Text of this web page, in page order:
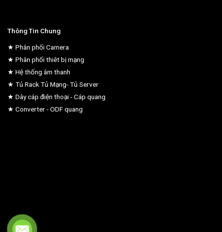
Thông Tin Chung
★ Phân phối Camera
★ Phân phối thiêt bị mạng
★ Hệ thống âm thanh
★ Tủ Rack Tủ Mạng- Tủ Server
★ Dây cáp điện thoại - Cáp quang
★ Converter - ODF quang